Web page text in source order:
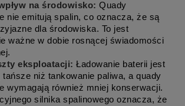
na środowisko: Quady
nie emitują spalin, co oznacza, że są
dla środowiska. To jest
ważne w dobie rosnącej świadomości
eksploatacji: Ładowanie baterii jest
niż tankowanie paliwa, a quady
wymagają również mniej konserwacji.
silnika spalinowego oznacza, że